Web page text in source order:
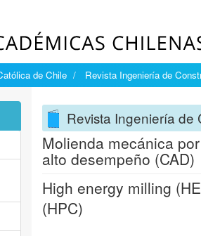
de Chile Revista Ingeniería de
Revista Ingeniería de
Molienda mecánica
alto desempeño (CAD)
High energy milling
(HPC)